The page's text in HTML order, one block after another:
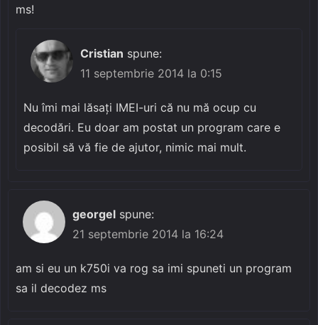
ms!
Cristian spune:
11 septembrie 2014 la 0:15
Nu îmi mai lăsați IMEI-uri că nu mă ocup cu
decodări. Eu doar am postat un program care e
posibil să vă fie de ajutor, nimic mai mult.
georgel spune:
21 septembrie 2014 la 16:24
am si eu un k750i va rog sa imi spuneti un program
sa il decodez ms